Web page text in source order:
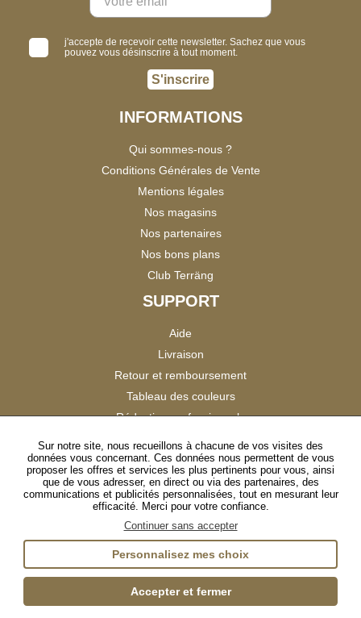
j'accepte de recevoir cette newsletter. Sachez que vous
pouvez vous désinscrire à tout moment.
S'inscrire
INFORMATIONS
Qui sommes-nous ?
Conditions Générales de Vente
Mentions légales
Nos magasins
Nos partenaires
Nos bons plans
Club Terräng
SUPPORT
Aide
Livraison
Retour et remboursement
Tableau des couleurs
Réduction professionnels
Satisfaction Clients
SUIVEZ-NOUS
InstagramTikTokFacebookYouTubeLinkedIn
Gestion des cookies
Sur notre site, nous recueillons à chacune de vos visites des
données vous concernant. Ces données nous permettent de vous
proposer les offres et services les plus pertinents pour vous, ainsi
que de vous adresser, en direct ou via des partenaires, des
communications et publicités personnalisées, tout en mesurant leur
efficacité. Merci pour votre confiance.
Continuer sans accepter
Personnalisez mes choix
Accepter et fermer